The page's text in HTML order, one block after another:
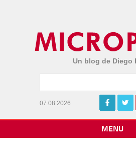
Un blog de Diego
07.08.2026
MENU